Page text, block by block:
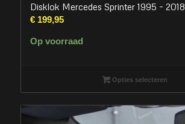
Disklok Mercedes Sprinter 1995 – 2018
€199,95
Op voorraad
Opties selecteren